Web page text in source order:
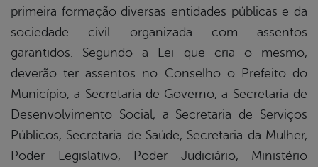
primeira formação diversas entidades públicas e da
sociedade civil organizada com assentos
garantidos. Segundo a Lei que cria o mesmo,
deverão ter assentos no Conselho o Prefeito do
Município, a Secretaria de Governo, a Secretaria de
Desenvolvimento Social, a Secretaria de Serviços
Públicos, Secretaria de Saúde, Secretaria da Mulher,
Poder Legislativo, Poder Judiciário, Ministério